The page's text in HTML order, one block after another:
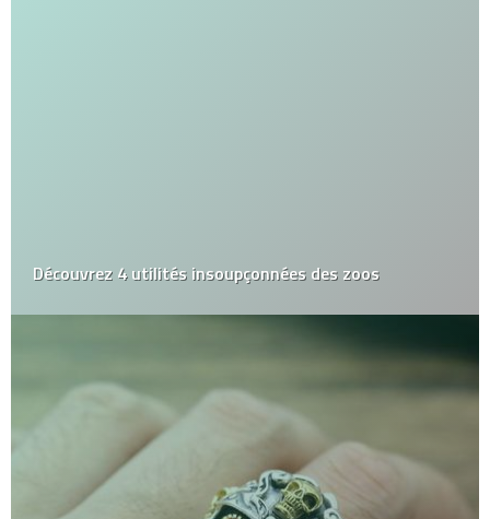
Découvrez 4 utilités insoupçonnées des zoos